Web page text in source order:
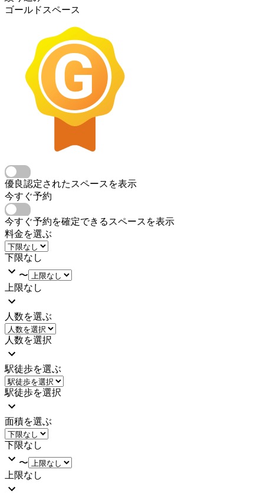
ゴールドスペース
優良認定されたスペースを表示
今すぐ予約
今すぐ予約を確定できるスペースを表示
料金を選ぶ
下限なし
〜
上限なし
人数を選ぶ
人数を選択
駅徒歩を選ぶ
駅徒歩を選択
面積を選ぶ
下限なし
〜
上限なし